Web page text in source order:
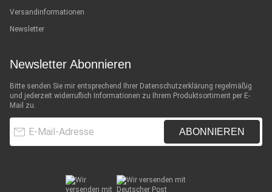
Versandinformationen
Newsletter
Newsletter Abonnieren
Bitte senden Sie mir entsprechend Ihrer Datenschutzerklärung regelmäßig
und jederzeit widerruflich Informationen zu Ihrem Produktsortiment per E-
Mail zu.
ABONNIEREN